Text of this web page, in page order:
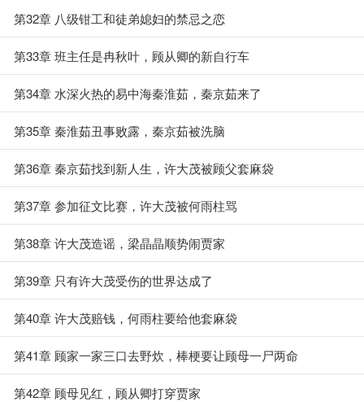
第32章 八级钳工和徒弟媳妇的禁忌之恋
第33章 班主任是冉秋叶，顾从卿的新自行车
第34章 水深火热的易中海秦淮茹，秦京茹来了
第35章 秦淮茹丑事败露，秦京茹被洗脑
第36章 秦京茹找到新人生，许大茂被顾父套麻袋
第37章 参加征文比赛，许大茂被何雨柱骂
第38章 许大茂造谣，梁晶晶顺势闹贾家
第39章 只有许大茂受伤的世界达成了
第40章 许大茂赔钱，何雨柱要给他套麻袋
第41章 顾家一家三口去野炊，棒梗要让顾母一尸两命
第42章 顾母见红，顾从卿打穿贾家